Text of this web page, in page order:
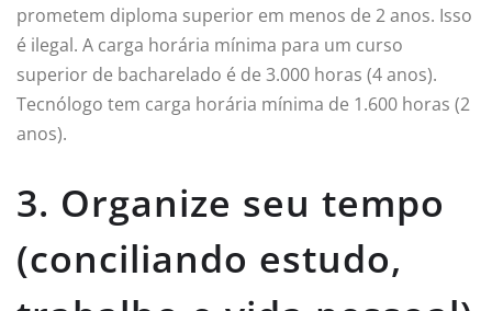
prometem diploma superior em menos de 2 anos. Isso
é ilegal. A carga horária mínima para um curso
superior de bacharelado é de 3.000 horas (4 anos).
Tecnólogo tem carga horária mínima de 1.600 horas (2
anos).
3. Organize seu tempo
(conciliando estudo,